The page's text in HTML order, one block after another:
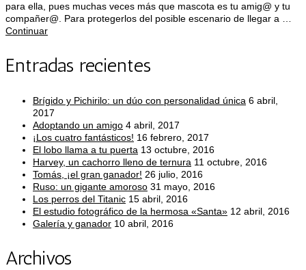
para ella, pues muchas veces más que mascota es tu amig@ y tu
compañer@. Para protegerlos del posible escenario de llegar a …
Continuar
Entradas recientes
Brígido y Pichirilo: un dúo con personalidad única 6 abril,
2017
Adoptando un amigo 4 abril, 2017
¡Los cuatro fantásticos! 16 febrero, 2017
El lobo llama a tu puerta 13 octubre, 2016
Harvey, un cachorro lleno de ternura 11 octubre, 2016
Tomás, ¡el gran ganador! 26 julio, 2016
Ruso: un gigante amoroso 31 mayo, 2016
Los perros del Titanic 15 abril, 2016
El estudio fotográfico de la hermosa «Santa» 12 abril, 2016
Galería y ganador 10 abril, 2016
Archivos